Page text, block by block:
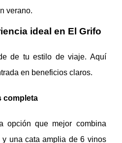
verano.
ideal en El Grifo
de tu estilo de viaje. Aquí
en beneficios claros.
completa
opción que mejor combina
una cata amplia de 6 vinos